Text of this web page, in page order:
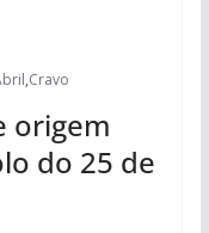
,Cravo
origem
do 25 de